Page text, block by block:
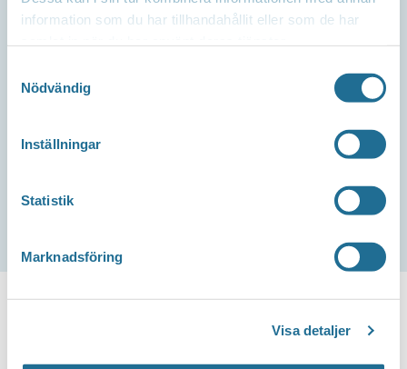
information som du har tillhandahållit eller som de har
Nödvändig
Inställningar
Statistik
Marknadsföring
Visa detaljer
info@tillvaxtmotala.se
Tillgänglighetsredogörelse